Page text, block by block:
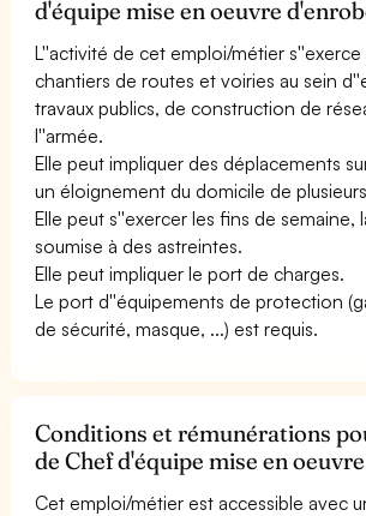
d'équipe mise en oeuvre
L''activité de cet emploi/métier s''exerce
chantiers de routes et voiries au sein
travaux publics, de construction de
l''armée.
Elle peut impliquer des déplacements
un éloignement du domicile de
Elle peut s''exercer les fins de semaine,
soumise à des astreintes.
Elle peut impliquer le port de charges.
Le port d''équipements de protection
de sécurité, masque, ...) est requis.
Conditions et rémunérations
de Chef d'équipe mise en
Cet emploi/métier est accessible avec